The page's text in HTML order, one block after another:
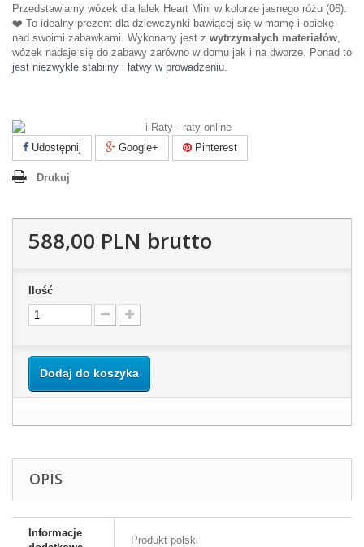
Przedstawiamy wózek dla lalek Heart Mini w kolorze jasnego różu (06).
❤️ To idealny prezent dla dziewczynki bawiącej się w mamę i opiekę
nad swoimi zabawkami. Wykonany jest z wytrzymałych materiałów,
wózek nadaje się do zabawy zarówno w domu jak i na dworze. Ponad to
jest niezwykle stabilny i łatwy w prowadzeniu.
Udostępnij Google+ Pinterest
Drukuj
588,00 PLN brutto
Ilość
Dodaj do koszyka
OPIS
Informacje
Produkt polski